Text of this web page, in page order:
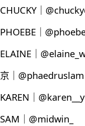
CHUCKY｜
PHOEBE｜
ELAINE｜
京｜@phaedruslam
KAREN｜
SAM｜@midwin_